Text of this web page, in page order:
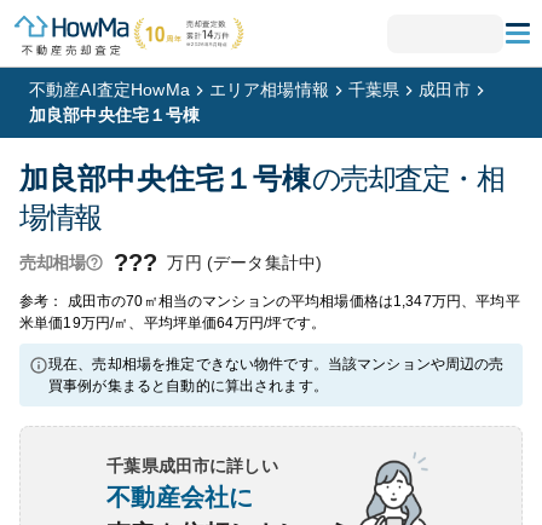
不動産AI査定HowMa エリア相場情報 千葉県
成田市
加良部中央住宅１号棟
加良部中央住宅１号棟の売却査定・相
場情報
売却相場 ??? 万円 (データ集計中)
参考： 成田市の70㎡相当のマンションの平均相場価格は1,347万円、平均平
米単価19万円/㎡、平均坪単価64万円/坪です。
現在、売却相場を推定できない物件です。当該マンションや周辺の売
買事例が集まると自動的に算出されます。
千葉県成田市に詳しい
不動産会社に